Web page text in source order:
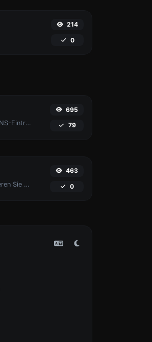
214
0
Find A, AAAA, CNAME, MX, NS, TXT, SOA DNS-Einträge eines Hosts.
695
79
Laden Sie ein Barcode-Bild hoch und extrahieren Sie die Daten daraus.
463
0